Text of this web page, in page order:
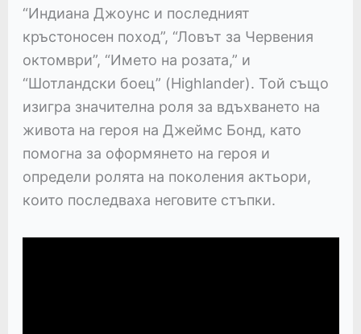
“Индиана Джоунс и последният
кръстоносен поход”, “Ловът за Червения
октомври”, “Името на розата,” и
“Шотландски боец” (Highlander). Той също
изигра значителна роля за вдъхването на
живота на героя на Джеймс Бонд, като
помогна за оформянето на героя и
определи ролята на поколения актьори,
които последваха неговите стъпки.